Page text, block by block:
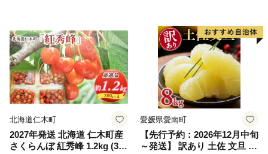
笛吹市 山梨県 フルーツ 果物
ぶどう 葡萄 大粒 シャインマ
スカット おすすめ シャイン
マスカット 贈答 ギフト 産地
笛吹市 シャインマスカット
笛吹 葡萄 国産 ぶどう 人気
国産 1.2kg 先行｜
北海道仁木町
2027年発送 北海道 仁木町産
さくらんぼ 紅秀峰 1.2kg (300
愛媛県愛南町
【先行予約：2026年12月中旬
～発送】 訳あり 土佐 文旦 8k